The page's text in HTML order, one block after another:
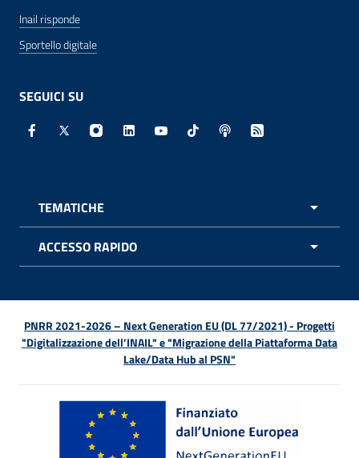
Inail risponde
Sportello digitale
SEGUICI SU
Facebook - Sito esterno - Apertura in nuova finestra
X - Sito esterno - Apertura in nuova finestra
Instagram - Sito esterno - Apertura in
Linkedin - Sito esterno - Apertura in
Youtube - Sito esterno -
TikTok - Sito esterno -
Spreaker - Sito
Feed RSS -
TEMATICHE
ACCESSO RAPIDO
PNRR 2021-2026 – Next Generation EU (DL 77/2021) - Progetti
"Digitalizzazione dell’INAIL" e "Migrazione della Piattaforma Data
Lake/Data Hub al PSN"